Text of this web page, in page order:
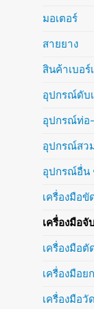
มอเตอร์
สายยาง
สินค้าเบอร์
อุปกรณ์ดับ
อุปกรณ์ท่อ
อุปกรณ์สว
อุปกรณ์อื่น
เครื่องมือขั
เครื่องมือจั
เครื่องมือตั
เครื่องมือยก
เครื่องมือวัด